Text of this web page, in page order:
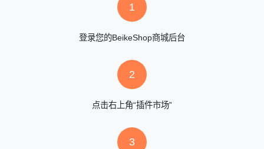
1
登录您的BeikeShop商城后台
2
点击右上角“插件市场”
3